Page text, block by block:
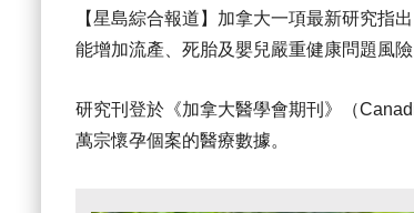
【星島綜合報道】加拿大一項最新研究指
能增加流產、死胎及嬰兒嚴重健康問題風
研究刊登於《加拿大醫學會期刊》（
萬宗懷孕個案的醫療數據。